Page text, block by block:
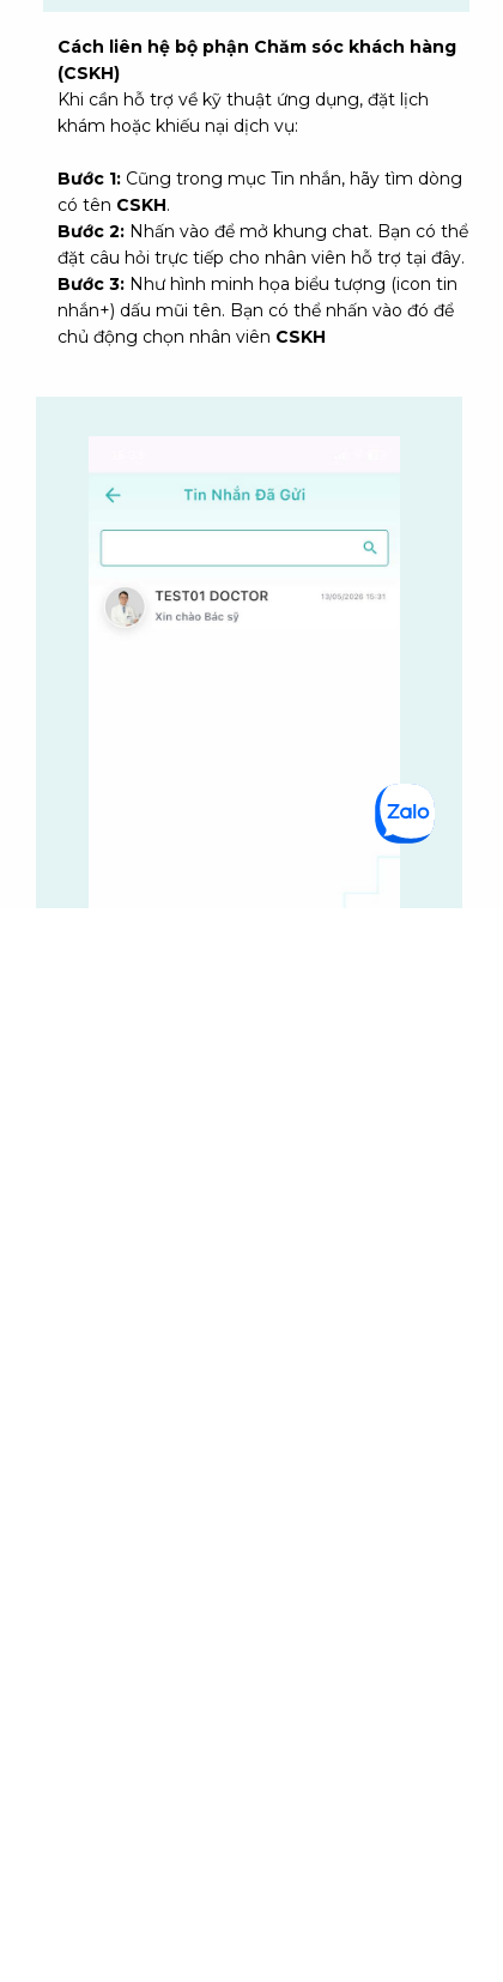
Cách liên hệ bộ phận Chăm sóc khách hàng
(CSKH)
Khi cần hỗ trợ về kỹ thuật ứng dụng, đặt lịch
khám hoặc khiếu nại dịch vụ:
Bước 1: Cũng trong mục Tin nhắn, hãy tìm dòng
có tên CSKH.
Bước 2: Nhấn vào để mở khung chat. Bạn có thể
đặt câu hỏi trực tiếp cho nhân viên hỗ trợ tại đây.
Bước 3: Như hình minh họa biểu tượng (icon tin
nhắn+) dấu mũi tên. Bạn có thể nhấn vào đó để
chủ động chọn nhân viên CSKH